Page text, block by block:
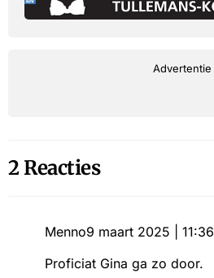
Advertentie
2 Reacties
Menno9 maart 2025 | 11:36
Proficiat Gina ga zo door.